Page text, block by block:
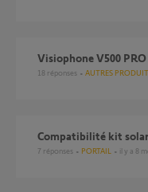
Visiophone V500
18 réponses AUTRES
Compatibilité kit
7 réponses PORTAIL il y a 8